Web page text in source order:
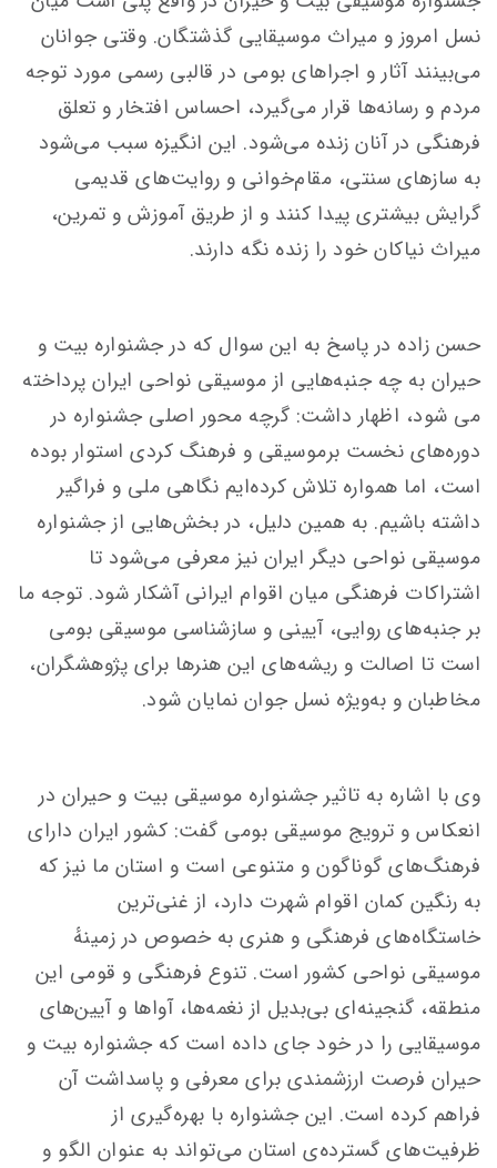
نسل امروز و میراث موسیقایی گذشتگان. وقتی جوانان
می‌بینند آثار و اجراهای بومی در قالبی رسمی مورد توجه
مردم و رسانه‌ها قرار می‌گیرد، احساس افتخار و تعلق
فرهنگی در آنان زنده می‌شود. این انگیزه سبب می‌شود
به سازهای سنتی، مقام‌خوانی و روایت‌های قدیمی
گرایش بیشتری پیدا کنند و از طریق آموزش و تمرین،
میراث نیاکان خود را زنده نگه دارند.
حسن زاده در پاسخ به این سوال که در جشنواره بیت و
حیران به چه جنبه‌هایی از موسیقی نواحی ایران پرداخته
می شود، اظهار داشت: گرچه محور اصلی جشنواره در
دوره‌های نخست برموسیقی و فرهنگ کردی استوار بوده
است، اما همواره تلاش کرده‌ایم نگاهی ملی و فراگیر
داشته باشیم. به همین دلیل، در بخش‌هایی از جشنواره
موسیقی نواحی دیگر ایران نیز معرفی می‌شود تا
اشتراکات فرهنگی میان اقوام ایرانی آشکار شود. توجه ما
بر جنبه‌های روایی، آیینی و سازشناسی موسیقی بومی
است تا اصالت و ریشه‌های این هنرها برای پژوهشگران،
مخاطبان و به‌ویژه نسل جوان نمایان شود.
وی با اشاره به تاثیر جشنواره موسیقی بیت و حیران در
انعکاس و ترویج موسیقی بومی گفت: کشور ایران دارای
فرهنگ‌های گوناگون و متنوعی است و استان ما نیز که
به رنگین کمان اقوام شهرت دارد، از غنی‌ترین
خاستگاه‌های فرهنگی و هنری به خصوص در زمینهٔ
موسیقی نواحی کشور است. تنوع فرهنگی و قومی این
منطقه، گنجینه‌ای بی‌بدیل از نغمه‌ها، آواها و آیین‌های
موسیقایی را در خود جای داده است که جشنواره بیت و
حیران فرصت ارزشمندی برای معرفی و پاسداشت آن
فراهم کرده است. این جشنواره با بهره‌گیری از
ظرفیت‌های گسترده‌ی استان می‌تواند به عنوان الگو و